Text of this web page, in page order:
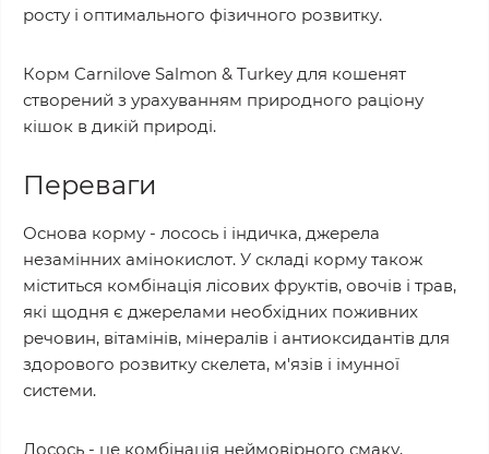
росту і оптимального фізичного розвитку.
Корм Carnilove Salmon & Turkey для кошенят
створений з урахуванням природного раціону
кішок в дикій природі.
Переваги
Основа корму - лосось і індичка, джерела
незамінних амінокислот. У складі корму також
міститься комбінація лісових фруктів, овочів і трав,
які щодня є джерелами необхідних поживних
речовин, вітамінів, мінералів і антиоксидантів для
здорового розвитку скелета, м'язів і імунної
системи.
Лосось - це комбінація неймовірного смаку,